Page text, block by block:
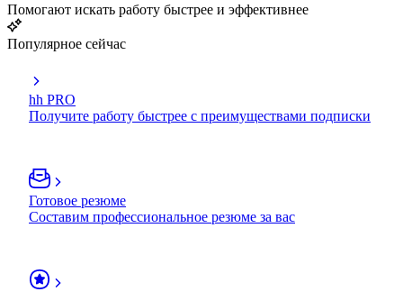
Помогают искать работу быстрее и эффективнее
Популярное сейчас
hh PRO
Получите работу быстрее с преимуществами подписки
Готовое резюме
Составим профессиональное резюме за вас